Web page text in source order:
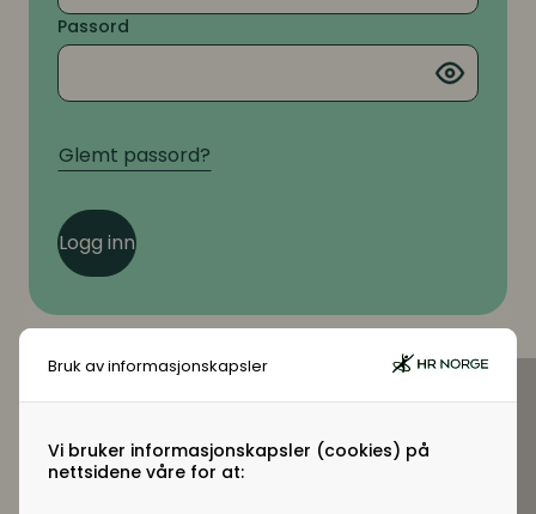
Bruk av informasjonskapsler
Vi bruker informasjonskapsler (cookies) på
nettsidene våre for at:
Passord
Glemt passord?
Logg inn
Jobber du i en virksomhet som er